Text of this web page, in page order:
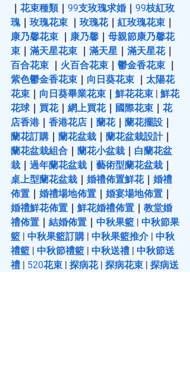
｜ 花束種類｜ 99支玫瑰求婚 ｜ 99枝紅玫
瑰｜ 玫瑰花束 ｜ 玫瑰花｜ 紅玫瑰花束 ｜
康乃馨花束 ｜ 康乃馨 ｜ 母親節康乃馨花
束 ｜ 滿天星花束 ｜ 滿天星 ｜ 滿天星花｜
百合花束 ｜ 火百合花束 ｜ 鬱金香花束 ｜
紫色鬱金香花束 ｜ 向日葵花束 ｜ 太陽花
花束 ｜ 向日葵畢業花束 ｜ 鮮花花束 | 鮮花
花球｜ 買花｜ 網上買花｜ 國際花束 ｜ 花
店香港｜ 香港花店 ｜ 蘭花｜ 蘭花擺設 ｜
蘭花訂購 ｜ 蘭花盆栽 ｜ 蘭花盆栽設計｜
蘭花盆栽組合 ｜ 蘭花小盆栽 ｜ 白蘭花盆
栽 ｜ 過年蘭花盆栽 ｜ 藝術型蘭花盆栽 ｜
桌上型蘭花盆栽 ｜ 婚禮佈置鮮花｜ 婚禮
佈置 ｜ 婚禮場地佈置 ｜ 婚宴場地佈置 ｜
婚禮鮮花佈置 ｜ 鮮花婚禮佈置 ｜ 教堂婚
禮佈置 ｜ 結婚佈置 ｜ 中秋果籃 | 中秋節果
籃 | 中秋果籃訂購 | 中秋果籃推介 | 中秋
禮籃 | 中秋節禮籃 | 中秋送禮 | 中秋節送
禮 | 520花束 | 探病花 | 探病花束 | 探病送